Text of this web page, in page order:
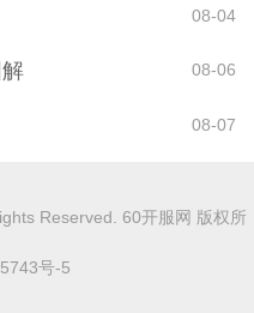
08-04
08-06
08-07
Reserved. 60开服网 版权所
号-5